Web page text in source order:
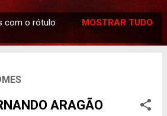
com o rótulo
MOSTRAR TUDO
ARAGÃO